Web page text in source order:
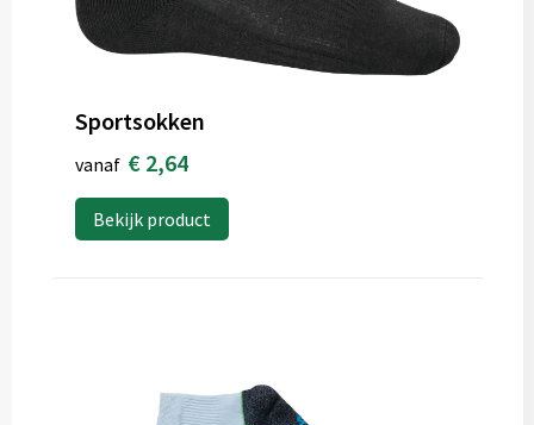
Sportsokken
vanaf € 2,64
Bekijk product